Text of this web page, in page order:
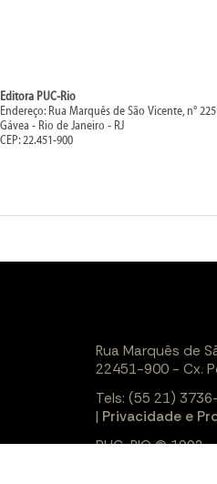
Editora PUC-Rio
Endereço: Rua Marquês de São Vicente, n° 225
Gávea - Rio de Janeiro - RJ
CEP: 22.451-900